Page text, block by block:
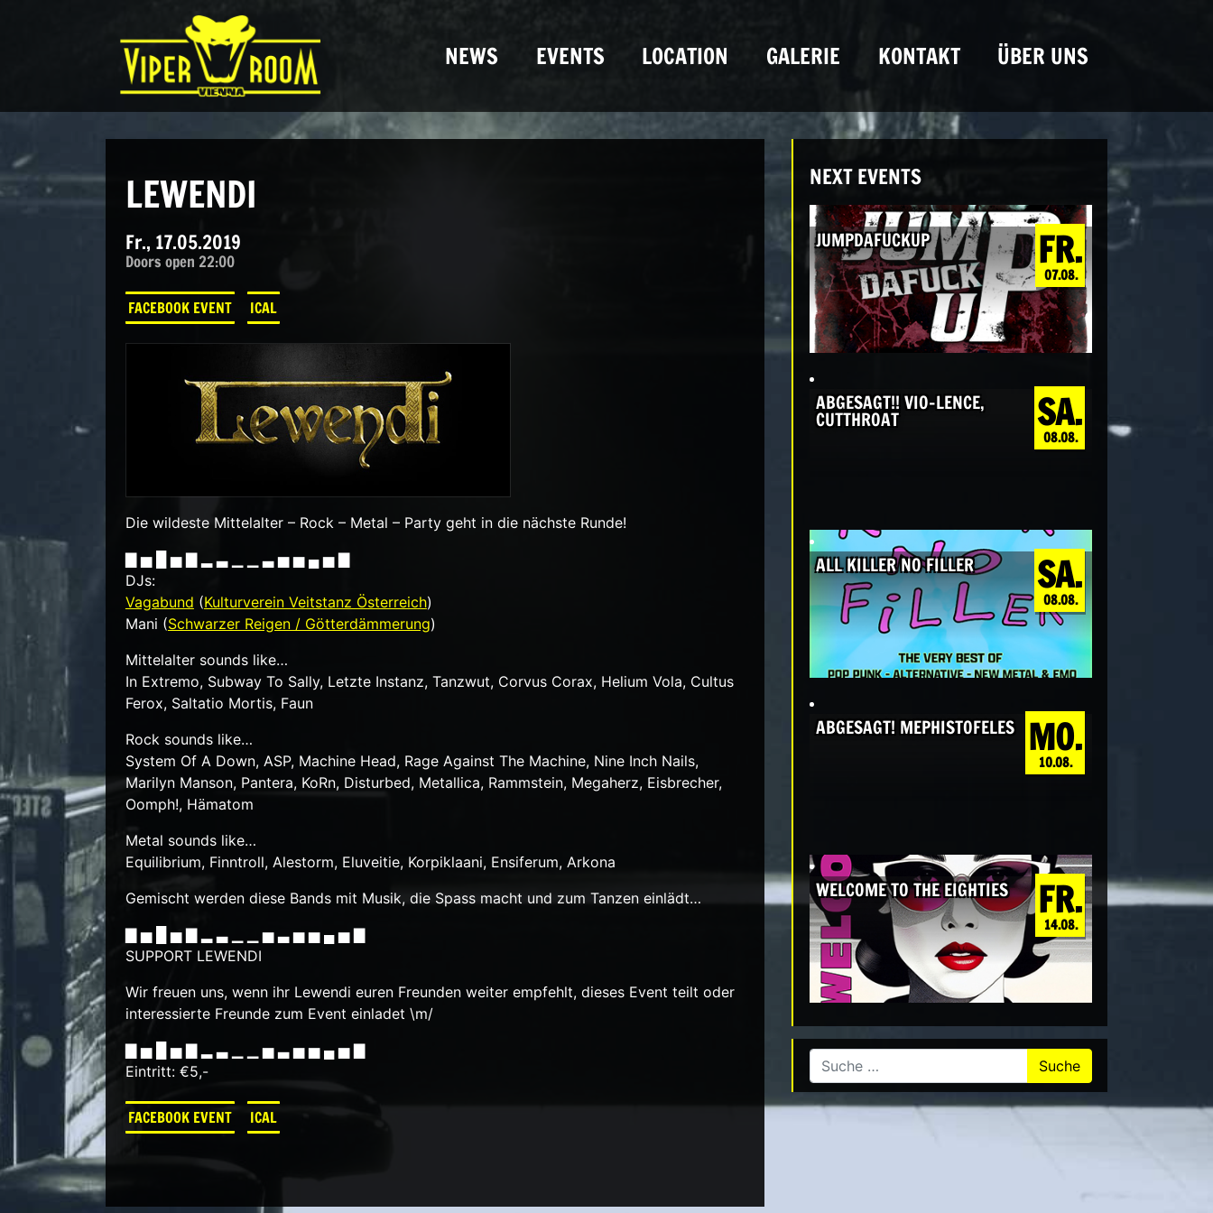
Hauptnavigation NEWS EVENTS LOCATION GALERIE KONTAKT ÜBER UNS
LEWENDI
Fr., 17.05.2019
Doors open 22:00
FACEBOOK EVENT ICAL
Die wildeste Mittelalter – Rock – Metal – Party geht in die nächste Runde!
▇ ▅ █ ▅ ▇ ▂ ▃ ▁ ▁ ▃ ▅ ▅ ▄ ▅ ▇
DJs:
Vagabund (Kulturverein Veitstanz Österreich)
Mani (Schwarzer Reigen / Götterdämmerung)
Mittelalter sounds like…
In Extremo, Subway To Sally, Letzte Instanz, Tanzwut, Corvus Corax, Helium Vola, Cultus
Ferox, Saltatio Mortis, Faun
Rock sounds like…
System Of A Down, ASP, Machine Head, Rage Against The Machine, Nine Inch Nails,
Marilyn Manson, Pantera, KoRn, Disturbed, Metallica, Rammstein, Megaherz, Eisbrecher,
Oomph!, Hämatom
Metal sounds like…
Equilibrium, Finntroll, Alestorm, Eluveitie, Korpiklaani, Ensiferum, Arkona
Gemischt werden diese Bands mit Musik, die Spass macht und zum Tanzen einlädt…
▇ ▅ █ ▅ ▇ ▂ ▃ ▁ ▁ ▅ ▃ ▅ ▅ ▄ ▅ ▇
SUPPORT LEWENDI
Wir freuen uns, wenn ihr Lewendi euren Freunden weiter empfehlt, dieses Event teilt oder
interessierte Freunde zum Event einladet \m/
▇ ▅ █ ▅ ▇ ▂ ▃ ▁ ▁ ▅ ▃ ▅ ▅ ▄ ▅ ▇
Eintritt: €5,-
FACEBOOK EVENT ICAL
NEXT EVENTS
FR.
07.08.
JUMPDAFUCKUP
SA.
08.08.
ABGESAGT!! VIO-LENCE,
CUTTHROAT
SA.
08.08.
ALL KILLER NO FILLER
MO.
10.08.
ABGESAGT! MEPHISTOFELES
FR.
14.08.
WELCOME TO THE EIGHTIES
Suche nach: